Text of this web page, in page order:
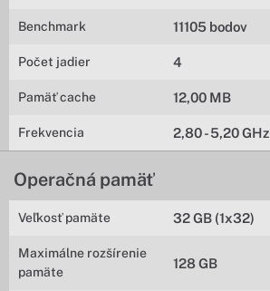
Benchmark 11105 bodov
Počet jadier 4
Pamäť cache 12,00 MB
Frekvencia 2,80 - 5,20 GHz
Operačná pamäť
Veľkosť pamäte 32 GB (1x32)
Maximálne rozšírenie
pamäte
128 GB